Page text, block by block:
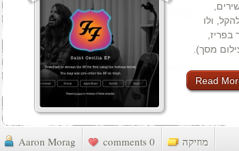
ולו
מסך).
Read
Aaron Morag 0 comments מוזיקה